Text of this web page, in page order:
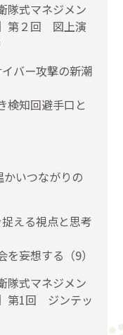
隊式マネジメン
第２回 図上演
バー攻撃の新潮
検知回避手口と
いつながりの
捉える視点と思考
妄想する（9）
隊式マネジメン
第1回 ジンテッ